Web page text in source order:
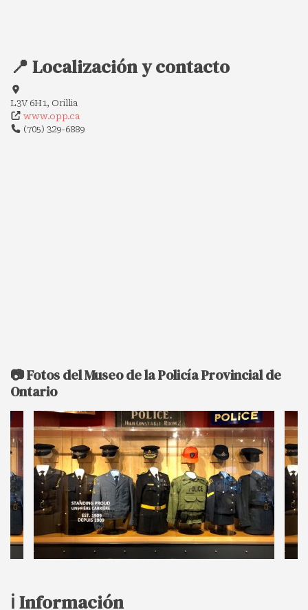
📍 Localización y contacto
L3V 6H1, Orillia
www.opp.ca
(705) 329-6889
📷 Fotos del Museo de la Policía Provincial de
Ontario
ℹ️ Información